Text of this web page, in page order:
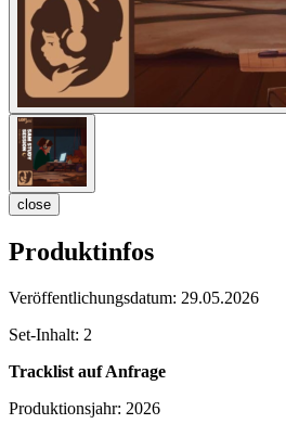
close
Produktinfos
Veröffentlichungsdatum: 29.05.2026
Set-Inhalt: 2
Tracklist auf Anfrage
Produktionsjahr: 2026